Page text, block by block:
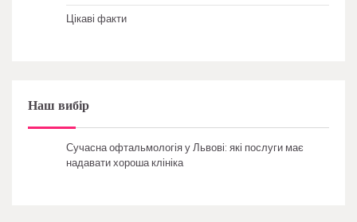
Цікаві факти
Наш вибір
Сучасна офтальмологія у Львові: які послуги має
надавати хороша клініка